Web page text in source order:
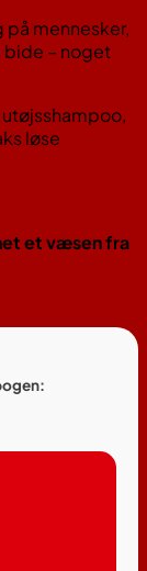
på mennesker,
bide – noget
løse
et væsen fra